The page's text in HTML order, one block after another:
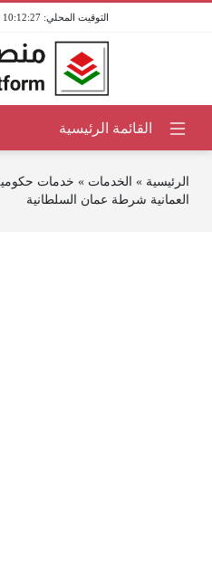
10:12:27 ص / 9 أغسطس 2026
الرئيسية » الخدمات » خدمات
العمانية شرطة عمان السلطانية